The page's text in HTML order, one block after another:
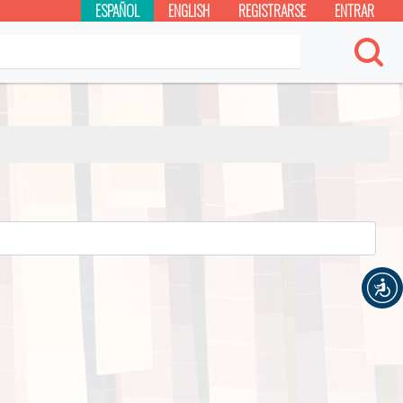
ESPAÑOL ENGLISH REGISTRARSE ENTRAR